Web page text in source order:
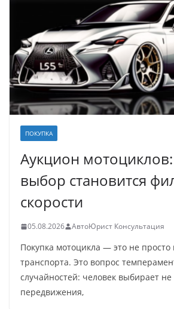
ПОКУПКА
Аукцион мотоциклов:
выбор становится
скорости
05.08.2026 АвтоЮрист Консультация
Покупка мотоцикла — это не просто
транспорта. Это вопрос
случайностей: человек выбирает не
передвижения,